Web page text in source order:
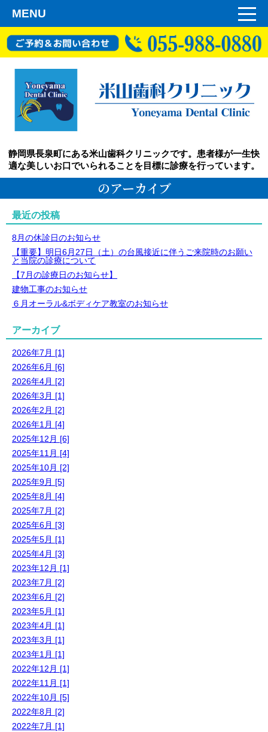
MENU
静岡県長泉町にある米山歯科クリニックです。患者様が一生快
適な美しいお口でいられることを目標に診療を行っています。
のアーカイブ
最近の投稿
8月の休診日のお知らせ
【重要】明日6月27日（土）の台風接近に伴うご来院時のお願い
と当院の診療について
【7月の診療日のお知らせ】
建物工事のお知らせ
６月オーラル&ボディケア教室のお知らせ
アーカイブ
2026年7月 [1]
2026年6月 [6]
2026年4月 [2]
2026年3月 [1]
2026年2月 [2]
2026年1月 [4]
2025年12月 [6]
2025年11月 [4]
2025年10月 [2]
2025年9月 [5]
2025年8月 [4]
2025年7月 [2]
2025年6月 [3]
2025年5月 [1]
2025年4月 [3]
2023年12月 [1]
2023年7月 [2]
2023年6月 [2]
2023年5月 [1]
2023年4月 [1]
2023年3月 [1]
2023年1月 [1]
2022年12月 [1]
2022年11月 [1]
2022年10月 [5]
2022年8月 [2]
2022年7月 [1]